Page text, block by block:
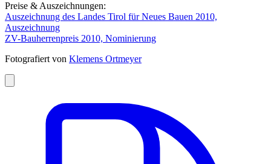
Preise & Auszeichnungen:
Auszeichnung des Landes Tirol für Neues Bauen 2010,
Auszeichnung
ZV-Bauherrenpreis 2010, Nominierung
Fotografiert von Klemens Ortmeyer